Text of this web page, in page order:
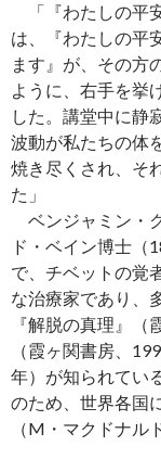
「『わたしの
は、『わたしの平
ます』が、その方
ように、右手を挙
した。講堂中に静
波動が私たちの体
焼き尽くされ、そ
た」
ベンジャミン・
ド・ベイン博士（
で、チベットの覚
な治療家であり、
『解脱の真理』（
（霞ヶ関書房、
年）が知られてい
のため、世界各国
（M・マクドナル